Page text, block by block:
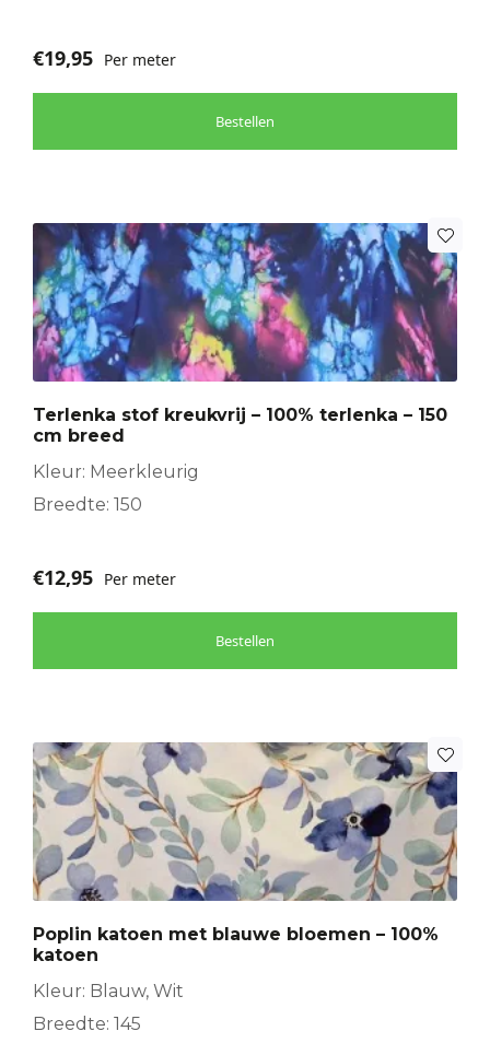
€19,95 Per meter
Bestellen
Terlenka stof kreukvrij – 100% terlenka – 150
cm breed
Kleur: Meerkleurig
Breedte: 150
€12,95 Per meter
Bestellen
Poplin katoen met blauwe bloemen – 100%
katoen
Kleur: Blauw, Wit
Breedte: 145